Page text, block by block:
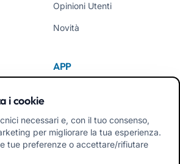
Opinioni Utenti
Novità
APP
i cookie
necessari e, con il tuo consenso,
per migliorare la tua esperienza.
tue preferenze o accettare/rifiutare